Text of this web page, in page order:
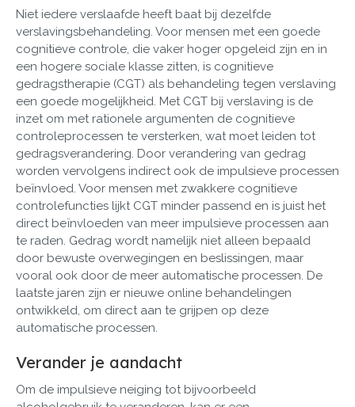
Niet iedere verslaafde heeft baat bij dezelfde
verslavingsbehandeling. Voor mensen met een goede
cognitieve controle, die vaker hoger opgeleid zijn en in
een hogere sociale klasse zitten, is cognitieve
gedragstherapie (CGT) als behandeling tegen verslaving
een goede mogelijkheid. Met CGT bij verslaving is de
inzet om met rationele argumenten de cognitieve
controleprocessen te versterken, wat moet leiden tot
gedragsverandering. Door verandering van gedrag
worden vervolgens indirect ook de impulsieve processen
beïnvloed. Voor mensen met zwakkere cognitieve
controlefuncties lijkt CGT minder passend en is juist het
direct beïnvloeden van meer impulsieve processen aan
te raden. Gedrag wordt namelijk niet alleen bepaald
door bewuste overwegingen en beslissingen, maar
vooral ook door de meer automatische processen. De
laatste jaren zijn er nieuwe online behandelingen
ontwikkeld, om direct aan te grijpen op deze
automatische processen.
Verander je aandacht
Om de impulsieve neiging tot bijvoorbeeld